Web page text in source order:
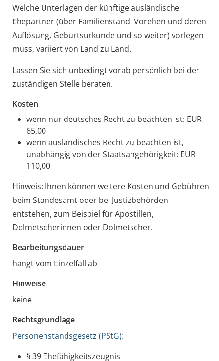
Welche Unterlagen der künftige ausländische
Ehepartner (über Familienstand, Vorehen und deren
Auflösung, Geburtsurkunde und so weiter) vorlegen
muss, variiert von Land zu Land.
Lassen Sie sich unbedingt vorab persönlich bei der
zuständigen Stelle beraten.
Kosten
wenn nur deutsches Recht zu beachten ist: EUR
65,00
wenn ausländisches Recht zu beachten ist,
unabhängig von der Staatsangehörigkeit: EUR
110,00
Hinweis: Ihnen können weitere Kosten und Gebühren
beim Standesamt oder bei Justizbehörden
entstehen, zum Beispiel für Apostillen,
Dolmetscherinnen oder Dolmetscher.
Bearbeitungsdauer
hängt vom Einzelfall ab
Hinweise
keine
Rechtsgrundlage
Personenstandsgesetz (PStG):
§ 39 Ehefähigkeitszeugnis